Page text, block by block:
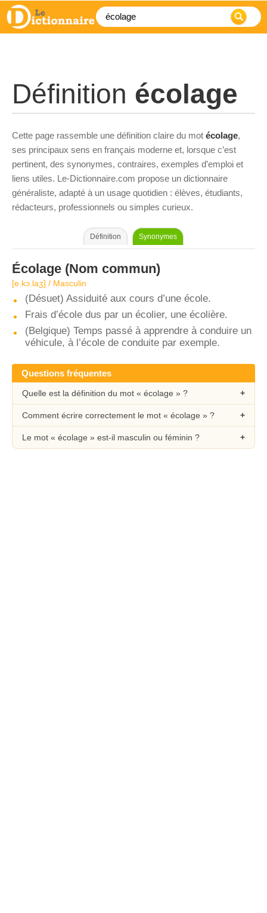
Définition écolage
Cette page rassemble une définition claire du mot écolage,
ses principaux sens en français moderne et, lorsque c’est
pertinent, des synonymes, contraires, exemples d’emploi et
liens utiles. Le-Dictionnaire.com propose un dictionnaire
généraliste, adapté à un usage quotidien : élèves, étudiants,
rédacteurs, professionnels ou simples curieux.
Définition Synonymes
Écolage (Nom commun)
[e.kɔ.laʒ] / Masculin
(Désuet) Assiduité aux cours d’une école.
Frais d’école dus par un écolier, une écolière.
(Belgique) Temps passé à apprendre à conduire un
véhicule, à l’école de conduite par exemple.
Questions fréquentes
Quelle est la définition du mot « écolage » ?
Comment écrire correctement le mot « écolage » ?
Le mot « écolage » est-il masculin ou féminin ?